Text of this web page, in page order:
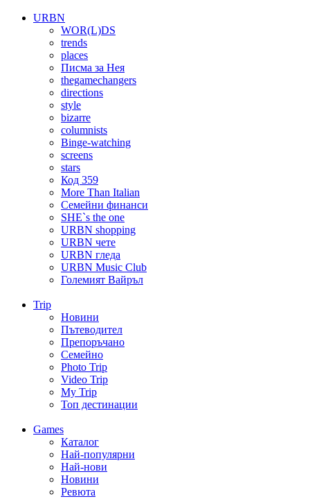
URBN
WOR(L)DS
trends
places
Писма за Нея
thegamechangers
directions
style
bizarre
columnists
Binge-watching
screens
stars
Код 359
More Than Italian
Семейни финанси
SHE`s the one
URBN shopping
URBN чете
URBN гледа
URBN Music Club
Големият Вайръл
Trip
Новини
Пътеводител
Препоръчано
Семейно
Photo Trip
Video Trip
My Trip
Топ дестинации
Games
Каталог
Най-популярни
Най-нови
Новини
Ревюта